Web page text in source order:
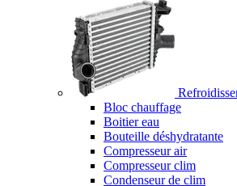
Bloc chauffage
Boitier eau
Bouteille déshydratante
Compresseur air
Compresseur clim
Condenseur de clim